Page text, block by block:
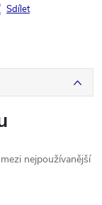
Sdílet
nejpoužívanější